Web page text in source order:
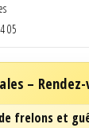
05
–
frelons et